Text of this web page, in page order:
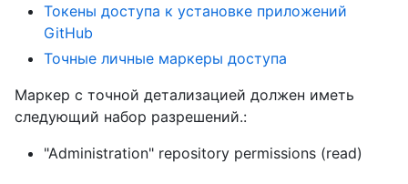
Токены доступа к установке приложений
GitHub
Точные личные маркеры доступа
Маркер с точной детализацией должен иметь
следующий набор разрешений.:
"Administration" repository permissions (read)